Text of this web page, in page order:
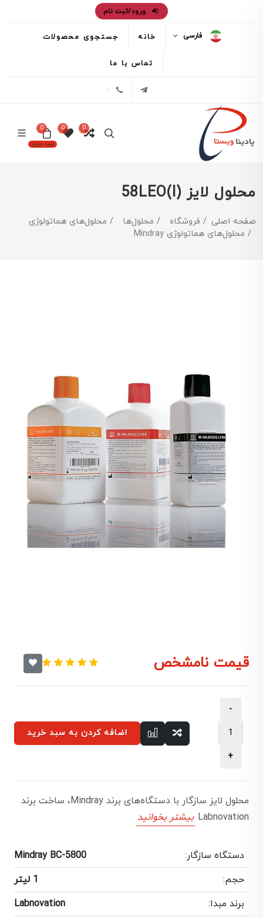
ورود/ثبت نام
فارسی خانه جستجوی محصولات
تماس با ما
تلگرام
0
0
سبد خرید
0
محلول لایز (58LEO(I
صفحه اصلی فروشگاه محلول‌ها
محلول‌های هماتولوژی
محلول‌های هماتولوژی Mindray
قیمت نامشخص
اضافه کردن به سبد خرید
محلول لایز سازگار با دستگاه‌های برند Mindray، ساخت برند
Labnovation بیشتر بخوانید
دستگاه سازگار:
Mindray BC-5800
حجم:
1 لیتر
برند مبدا:
Labnovation